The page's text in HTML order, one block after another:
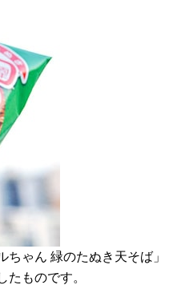
ゃん 緑のたぬき天そば
ものです。